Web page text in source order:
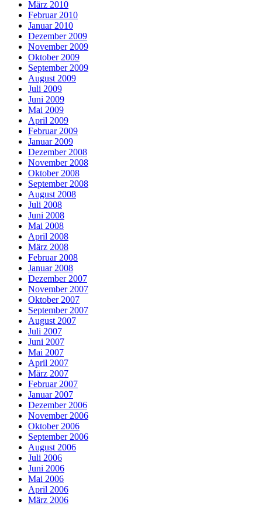
März 2010
Februar 2010
Januar 2010
Dezember 2009
November 2009
Oktober 2009
September 2009
August 2009
Juli 2009
Juni 2009
Mai 2009
April 2009
Februar 2009
Januar 2009
Dezember 2008
November 2008
Oktober 2008
September 2008
August 2008
Juli 2008
Juni 2008
Mai 2008
April 2008
März 2008
Februar 2008
Januar 2008
Dezember 2007
November 2007
Oktober 2007
September 2007
August 2007
Juli 2007
Juni 2007
Mai 2007
April 2007
März 2007
Februar 2007
Januar 2007
Dezember 2006
November 2006
Oktober 2006
September 2006
August 2006
Juli 2006
Juni 2006
Mai 2006
April 2006
März 2006